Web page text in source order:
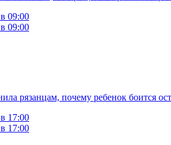
09:00
09:00
рязанцам, почему ребенок боится
17:00
17:00